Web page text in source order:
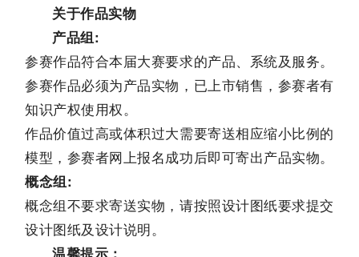
关于作品实物
产品组:
参赛作品符合本届大赛要求的产品、系统及服务。
参赛作品必须为产品实物，已上市销售，参赛者有
知识产权使用权。
作品价值过高或体积过大需要寄送相应缩小比例的
模型，参赛者网上报名成功后即可寄出产品实物。
概念组:
概念组不要求寄送实物，请按照设计图纸要求提交
设计图纸及设计说明。